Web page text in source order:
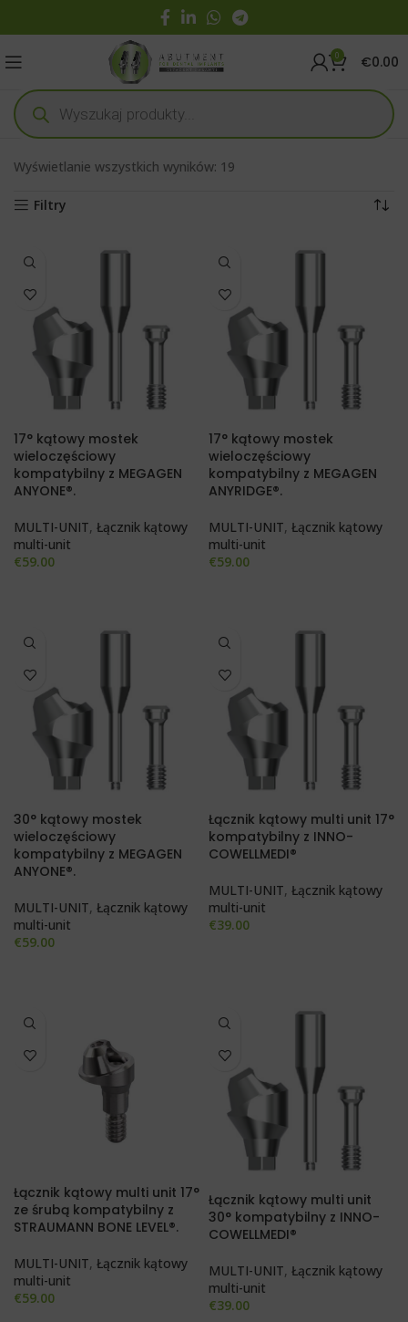
0 €0.00
Wyświetlanie wszystkich wyników: 19
Filtry
17° kątowy mostek
wieloczęściowy
kompatybilny z MEGAGEN
ANYONE®.
MULTI-UNIT, Łącznik kątowy
multi-unit
€59.00
17° kątowy mostek
wieloczęściowy
kompatybilny z MEGAGEN
ANYRIDGE®.
MULTI-UNIT, Łącznik kątowy
multi-unit
€59.00
30° kątowy mostek
wieloczęściowy
kompatybilny z MEGAGEN
ANYONE®.
MULTI-UNIT, Łącznik kątowy
multi-unit
€59.00
Łącznik kątowy multi unit 17°
kompatybilny z INNO-
COWELLMEDI®
MULTI-UNIT, Łącznik kątowy
multi-unit
€39.00
Łącznik kątowy multi unit 17°
ze śrubą kompatybilny z
STRAUMANN BONE LEVEL®.
MULTI-UNIT, Łącznik kątowy
multi-unit
€59.00
Łącznik kątowy multi unit
30° kompatybilny z INNO-
COWELLMEDI®
MULTI-UNIT, Łącznik kątowy
multi-unit
€39.00